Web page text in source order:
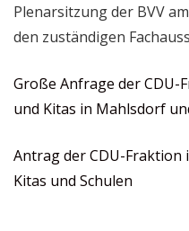
Plenarsitzung der BVV
den zuständigen
Große Anfrage der CDU-
und Kitas in Mahlsdorf
Antrag der CDU-Fraktion
Kitas und Schulen